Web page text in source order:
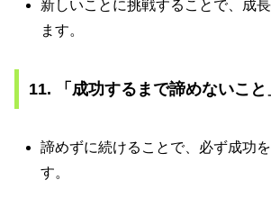
新しいことに挑戦することで、成
ます。
11. 「成功するまで諦めないこと
諦めずに続けることで、必ず成功
す。